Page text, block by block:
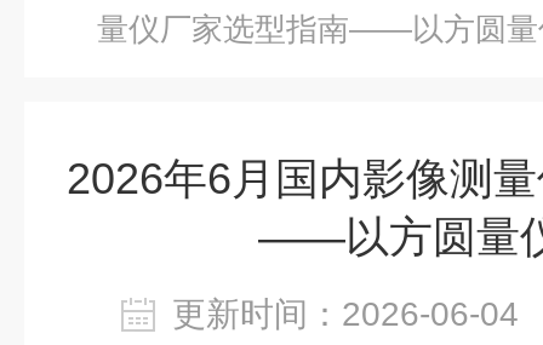
量仪厂家选型指南——以方圆量
2026年6月国内影像测
——以方圆量
更新时间：2026-06-